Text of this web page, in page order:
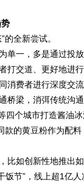
全新尝试。
单一，多是通过投
打交道、更好地进
消费者进行深度交
桥梁，消弭传统沟
个城市打造酱油
的黄豆粉作为配
如创新性地推出
节”，线上超1亿